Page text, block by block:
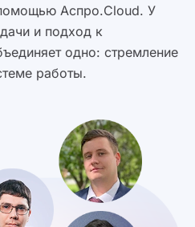
Аспро.Cloud. У
и подход к
одно: стремление
работы.